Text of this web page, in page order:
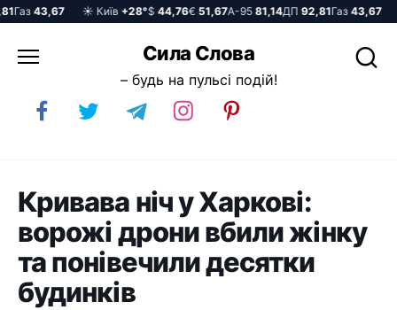
43,67 ☀️ Київ+28°$44,76€51,67А-9581,14ДП92,81Газ43,67
до
Сила Слова
– будь на пульсі подій!
Кривава ніч у Харкові:
ворожі дрони вбили жінку
та понівечили десятки
будинків